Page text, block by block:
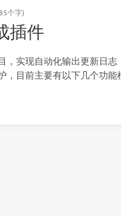
个字)
插件
，实现自动化输出更新日志
，目前主要有以下几个功能